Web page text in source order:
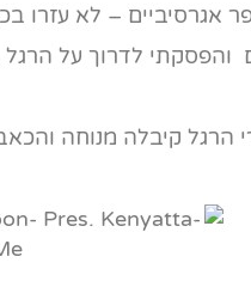
אגרסיביים – לא עזרו
לדרוך על
הרגל קיבלה מנוחה